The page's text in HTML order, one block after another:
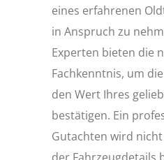
eines erfahrenen
in Anspruch zu
Experten bieten die
Fachkenntnis, um
den Wert Ihres
bestätigen. Ein
Gutachten wird